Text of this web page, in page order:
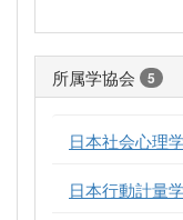
所属学協会 5
日本社会心理
日本行動計量